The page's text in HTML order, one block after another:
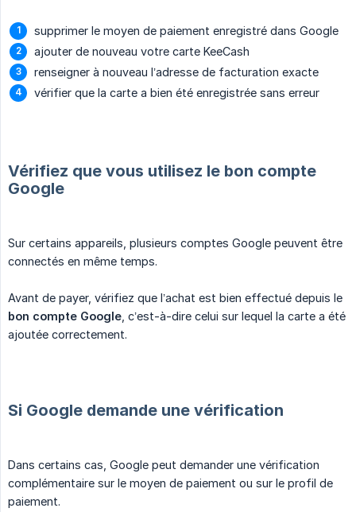
supprimer le moyen de paiement enregistré dans Google
ajouter de nouveau votre carte KeeCash
renseigner à nouveau l’adresse de facturation exacte
vérifier que la carte a bien été enregistrée sans erreur
Vérifiez que vous utilisez le bon compte
Google
Sur certains appareils, plusieurs comptes Google peuvent être
connectés en même temps.
Avant de payer, vérifiez que l’achat est bien effectué depuis le
bon compte Google , c’est-à-dire celui sur lequel la carte a été
ajoutée correctement.
Si Google demande une vérification
Dans certains cas, Google peut demander une vérification
complémentaire sur le moyen de paiement ou sur le profil de
paiement.